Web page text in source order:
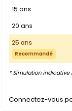
15 ans
20 ans
25 ans
Recommandé
* Simulation
Connectez-vous